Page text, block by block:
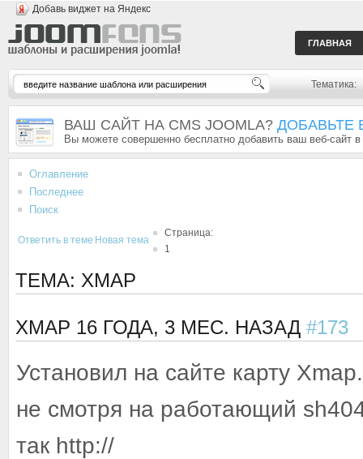
Добавь виджет на Яндекс
ГЛАВНАЯ
Тематика:
ВАШ САЙТ НА CMS JOOMLA? ДОБАВЬТЕ
Вы можете совершенно бесплатно добавить ваш веб-сайт
Оглавление
Последнее
Поиск
Ответить в теме Новая тема
Страница:
1
ТЕМА: XMAP
XMAP 16 ГОДА, 3 МЕС. НАЗАД #173
Установил на сайте карту Xmap.
не смотря на работающий
так http://